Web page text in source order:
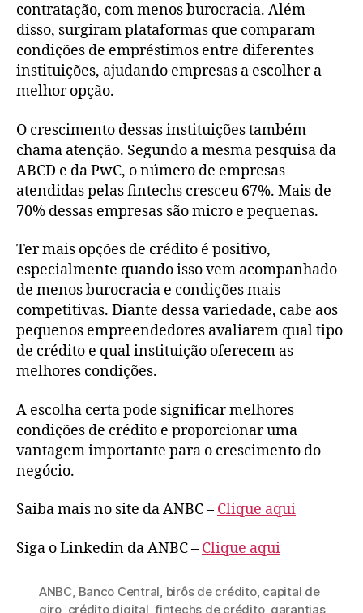
contratação, com menos burocracia. Além
disso, surgiram plataformas que comparam
condições de empréstimos entre diferentes
instituições, ajudando empresas a escolher a
melhor opção.
O crescimento dessas instituições também
chama atenção. Segundo a mesma pesquisa da
ABCD e da PwC, o número de empresas
atendidas pelas fintechs cresceu 67%. Mais de
70% dessas empresas são micro e pequenas.
Ter mais opções de crédito é positivo,
especialmente quando isso vem acompanhado
de menos burocracia e condições mais
competitivas. Diante dessa variedade, cabe aos
pequenos empreendedores avaliarem qual tipo
de crédito e qual instituição oferecem as
melhores condições.
A escolha certa pode significar melhores
condições de crédito e proporcionar uma
vantagem importante para o crescimento do
negócio.
Saiba mais no site da ANBC – Clique aqui
Siga o Linkedin da ANBC – Clique aqui
ANBC Banco Central birôs de crédito, capital de
giro crédito digital ,fintechs de crédito, garantias,